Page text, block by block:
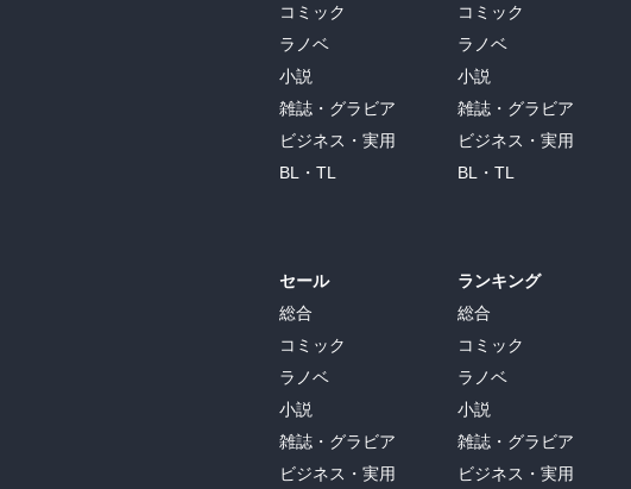
コミック
ラノベ
小説
雑誌・グラビア
ビジネス・実用
BL・TL
セール
総合
コミック
ラノベ
小説
雑誌・グラビア
ビジネス・実用
コミック
ラノベ
小説
雑誌・グラビア
ビジネス・実用
BL・TL
ランキング
総合
コミック
ラノベ
小説
雑誌・グラビア
ビジネス・実用